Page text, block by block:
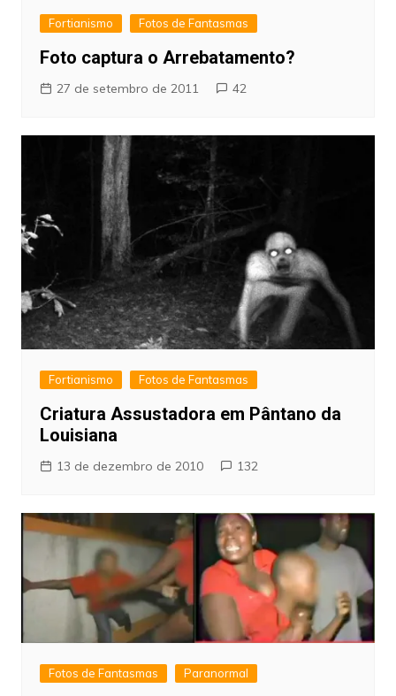
Fortianismo Fotos de Fantasmas
Foto captura o Arrebatamento?
27 de setembro de 2011 42
Fortianismo Fotos de Fantasmas
Criatura Assustadora em Pântano da
Louisiana
13 de dezembro de 2010 132
Fotos de Fantasmas Paranormal